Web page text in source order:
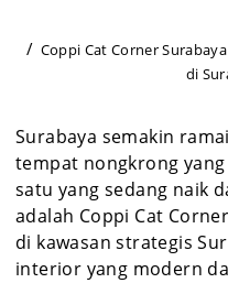
Coppi Cat Corner
di
Surabaya semakin
tempat nongkrong
satu yang sedang naik
adalah Coppi Cat
di kawasan strategis
interior yang modern